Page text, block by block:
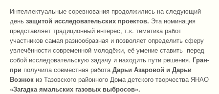
Интеллектуальные соревнования продолжились на следующий
день защитой исследовательских проектов. Эта номинация
представляет традиционный интерес, т.к. тематика работ
участников самая разнообразная и позволяет определить сферу
увлечённости современной молодёжи, её умение ставить перед
собой исследовательскую задачу и находить пути решения. Гран-
при получила совместная работа Дарьи Азаровой и Дарьи
Вознюк из Тазовского районного Дома детского творчества ЯНАО
«Загадка ямальских газовых выбросов».